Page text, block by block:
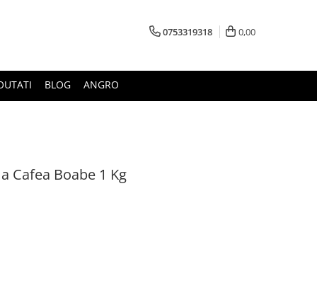
0753319318 0,00
BLOG ANGRO
Cafea Boabe 1 Kg